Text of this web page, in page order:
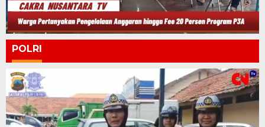
POLRI